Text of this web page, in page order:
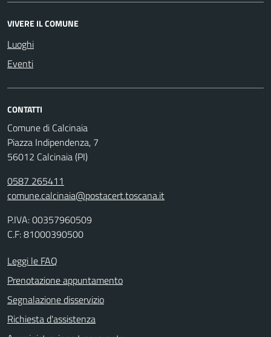
VIVERE IL COMUNE
Luoghi
Eventi
CONTATTI
Comune di Calcinaia
Piazza Indipendenza, 7
56012 Calcinaia (PI)
0587 265411
comune.calcinaia@postacert.toscana.it
P.IVA: 00357960509
C.F: 81000390500
Leggi le FAQ
Prenotazione appuntamento
Segnalazione disservizio
Richiesta d'assistenza